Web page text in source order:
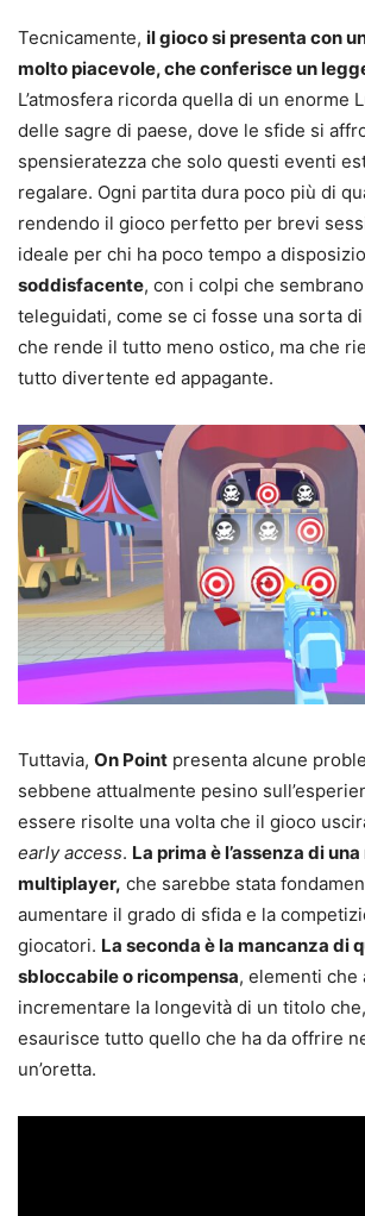
Tecnicamente, il gioco si presenta con
molto piacevole, che conferisce un
L’atmosfera ricorda quella di un enorme
delle sagre di paese, dove le sfide si
spensieratezza che solo questi eventi
regalare. Ogni partita dura poco più di
rendendo il gioco perfetto per brevi
ideale per chi ha poco tempo a
soddisfacente, con i colpi che sembrano
teleguidati, come se ci fosse una sorta
che rende il tutto meno ostico, ma che
tutto divertente ed appagante.
Tuttavia, On Point presenta alcune
sebbene attualmente pesino
essere risolte una volta che il gioco
early access. La prima è l’assenza di
multiplayer, che sarebbe stata
aumentare il grado di sfida e la
giocatori. La seconda è la mancanza di
sbloccabile o ricompensa, elementi che
incrementare la longevità di un titolo
esaurisce tutto quello che ha da offrire
un’oretta.